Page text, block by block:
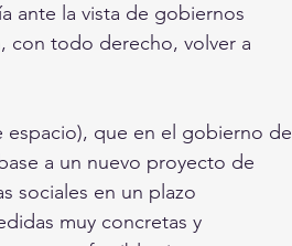
ante la vista de gobiernos
con todo derecho, volver a
espacio), que en el gobierno de
a un nuevo proyecto de
sociales en un plazo
muy concretas y